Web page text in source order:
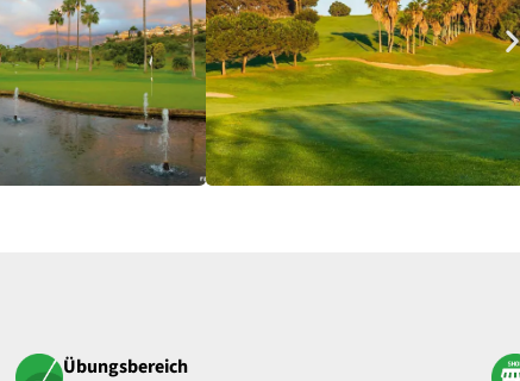
Übungsbereich